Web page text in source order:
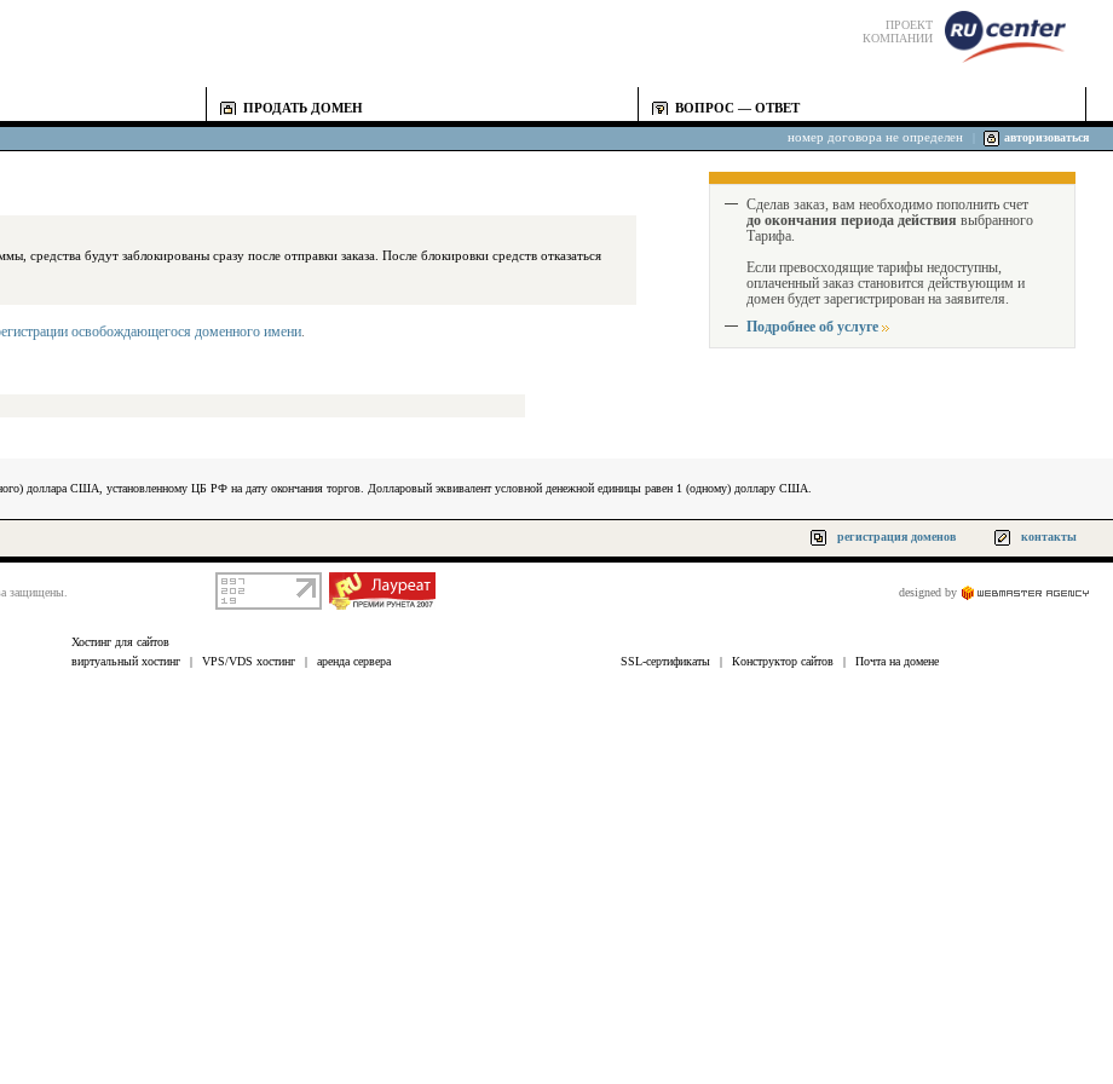
ПРОЕКТ
КОМПАНИИ
ПРОДАТЬ ДОМЕН ВОПРОС — ОТВЕТ
номер договора не определен авторизоваться
заблокированы сразу после отправки заказа. После блокировки средств отказаться
освобождающегося доменного имени.
Сделав заказ, вам необходимо пополнить счет
до окончания периода действия выбранного
Тарифа.
Если превосходящие тарифы недоступны,
оплаченный заказ становится действующим и
домен будет зарегистрирован на заявителя.
Подробнее об услуге
доллара США, установленному ЦБ РФ на дату окончания торгов. Долларовый эквивалент условной денежной единицы равен 1 (одному) доллару США.
регистрация доменов контакты
защищены. designed by
Хостинг для сайтов
виртуальный хостинг
| VPS/VDS хостинг | аренда сервера SSL-сертификаты | Конструктор сайтов | Почта на домене